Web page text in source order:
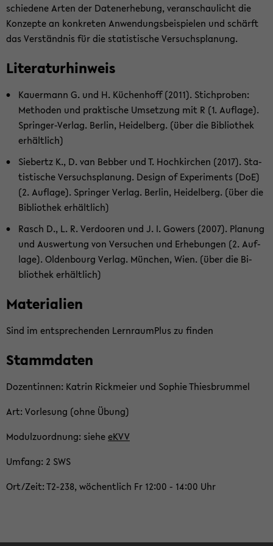
schie­de­ne Arten der Da­ten­er­he­bung, ver­an­schau­licht die
Kon­zep­te an kon­kre­ten An­wen­dungs­bei­spie­len und schärft
das Ver­ständ­nis für die sta­tis­ti­sche Ver­suchs­pla­nung.
Li­te­ra­tur­hin­weis
Kau­er­mann G. und H. Kü­chen­hoff (2011). Stich­pro­ben:
Me­tho­den und prak­ti­sche Um­set­zung mit R (1. Auf­la­ge).
Springer-​Verlag. Ber­lin, Hei­del­berg. (über die Bi­blio­thek
er­hält­lich)
Sie­bertz K., D. van Beb­ber und T. Hoch­kir­chen (2017). Sta­
tis­ti­sche Ver­suchs­pla­nung. De­sign of Ex­pe­ri­ments (DoE)
(2. Auf­la­ge). Sprin­ger Ver­lag. Ber­lin, Hei­del­berg. (über die
Bi­blio­thek er­hält­lich)
Rasch D., L. R. Ver­doo­ren und J. I. Gowers (2007). Pla­nung
und Aus­wer­tung von Ver­su­chen und Er­he­bun­gen (2. Auf­
la­ge). Ol­den­bourg Ver­lag. Mün­chen, Wien. (über die Bi­
blio­thek er­hält­lich)
Ma­te­ria­li­en
Sind im ent­spre­chen­den Lern­raum­Plus zu fin­den
Stamm­da­ten
Do­zen­tin­nen: Kat­rin Rick­mei­er und So­phie Thies­brum­mel
Art: Vor­le­sung (ohne Übung)
Mo­dul­zu­ord­nung: sieheeKVV
Um­fang: 2 SWS
Ort/Zeit: T2-​238, wö­chent­lich Fr 12:00 - 14:00 Uhr